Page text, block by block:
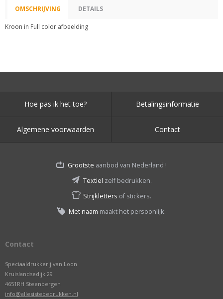
OMSCHRIJVING DETAILS
Kroon in Full color afbeelding
Hoe pas ik het toe? Betalingsinformatie
Algemene voorwaarden Contact
Grootste aanbod van Nederland !
Textiel zelf bedrukken.
Strijkletters of stickers.
Met naam maakt het persoonlijk.
Contact
Speciaaldrukkerij van Loon
Kruislandsedijk 29
4651RH Steenbergen
info@allesistebedrukken.nl